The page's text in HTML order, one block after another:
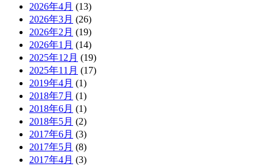
2026年4月 (13)
2026年3月 (26)
2026年2月 (19)
2026年1月 (14)
2025年12月 (19)
2025年11月 (17)
2019年4月 (1)
2018年7月 (1)
2018年6月 (1)
2018年5月 (2)
2017年6月 (3)
2017年5月 (8)
2017年4月 (3)